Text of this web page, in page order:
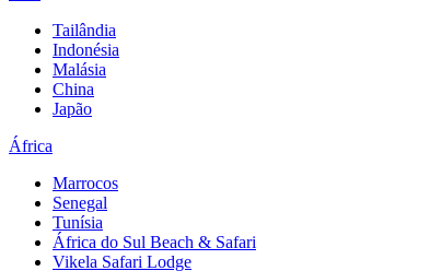
Tailândia
Indonésia
Malásia
China
Japão
África
Marrocos
Senegal
Tunísia
África do Sul Beach & Safari
Vikela Safari Lodge